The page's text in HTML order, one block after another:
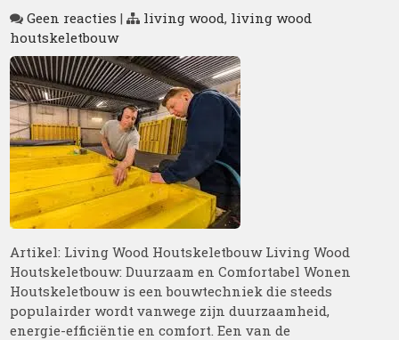
Geen reacties | living wood, living wood
houtskeletbouw
Artikel: Living Wood Houtskeletbouw Living Wood
Houtskeletbouw: Duurzaam en Comfortabel Wonen
Houtskeletbouw is een bouwtechniek die steeds
populairder wordt vanwege zijn duurzaamheid,
energie-efficiëntie en comfort. Een van de